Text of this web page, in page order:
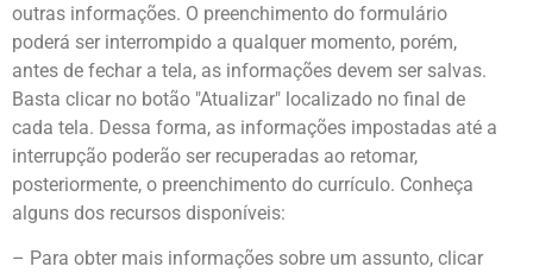
outras informações. O preenchimento do formulário
poderá ser interrompido a qualquer momento, porém,
antes de fechar a tela, as informações devem ser salvas.
Basta clicar no botão "Atualizar" localizado no final de
cada tela. Dessa forma, as informações impostadas até a
interrupção poderão ser recuperadas ao retomar,
posteriormente, o preenchimento do currículo. Conheça
alguns dos recursos disponíveis:
– Para obter mais informações sobre um assunto, clicar